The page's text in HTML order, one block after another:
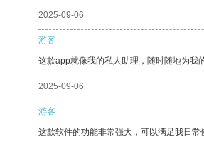
2025-09-06
游客
这款app就像我的私人助理，随时随地为我
2025-09-06
游客
这款软件的功能非常强大，可以满足我日常